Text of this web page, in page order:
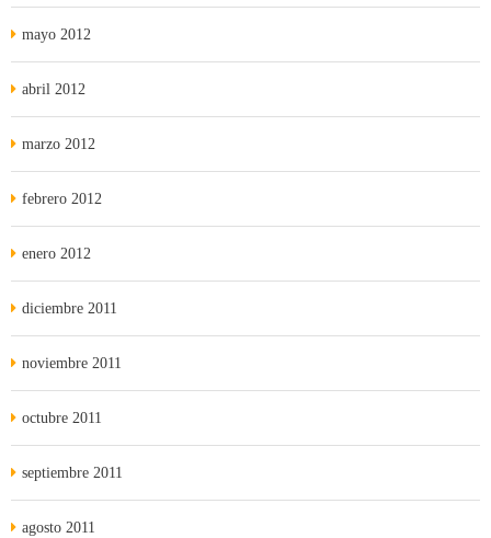
mayo 2012
abril 2012
marzo 2012
febrero 2012
enero 2012
diciembre 2011
noviembre 2011
octubre 2011
septiembre 2011
agosto 2011